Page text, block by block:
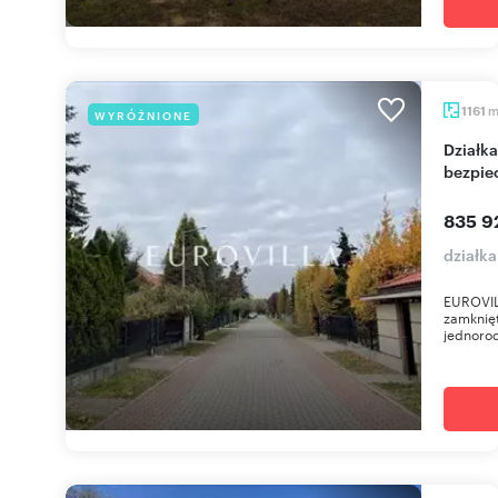
WYRÓŻNIONE 1161 m
Działka 1161 m² w zamkniętym osiedlu (MPZP,
835